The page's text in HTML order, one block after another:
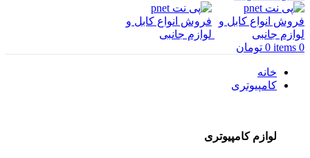
0
items
0 تومان
خانه
کامپیوتری
لوازم کامپیوتری